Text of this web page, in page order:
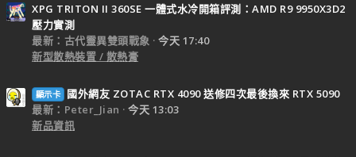
XPG TRITON II 360SE 一體式水冷開箱評測：AMD R9 9950X3D2
壓力實測
最新：古代靈異雙頭戰象
今天 17:40
新型散熱裝置 / 散熱膏
顯示卡
國外網友 ZOTAC RTX 4090 送修四次最後換來 RTX 5090
最新：Peter_Jian
今天 13:03
新品資訊